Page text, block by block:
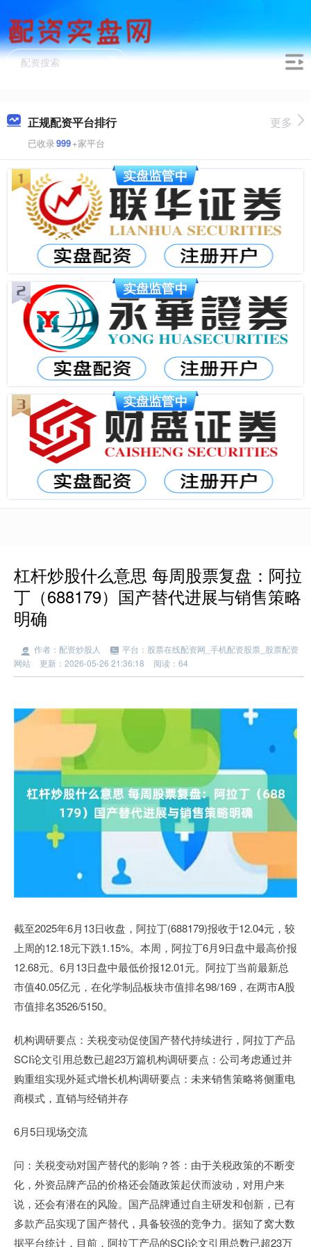
正规配资平台排行
已收录999+家平台
更多
杠杆炒股什么意思 每周股票复盘：阿拉
丁（688179）国产替代进展与销售策略
明确
作者：配资炒股人
平台：股票在线配资网_手机配资股票_股票配资
网站
更新：2026-05-26 21:36:18 阅读：64
截至2025年6月13日收盘，阿拉丁(688179)报收于12.04元，较
上周的12.18元下跌1.15%。本周，阿拉丁6月9日盘中最高价报
12.68元。6月13日盘中最低价报12.01元。阿拉丁当前最新总
市值40.05亿元，在化学制品板块市值排名98/169，在两市A股
市值排名3526/5150。
机构调研要点：关税变动促使国产替代持续进行，阿拉丁产品
SCI论文引用总数已超23万篇机构调研要点：公司考虑通过并
购重组实现外延式增长机构调研要点：未来销售策略将侧重电
商模式，直销与经销并存
6月5日现场交流
问：关税变动对国产替代的影响？答：由于关税政策的不断变
化，外资品牌产品的价格还会随政策起伏而波动，对用户来
说，还会有潜在的风险。国产品牌通过自主研发和创新，已有
多款产品实现了国产替代，具备较强的竞争力。据知了窝大数
据平台统计，目前，阿拉丁产品的SCI论文引用总数已超23万